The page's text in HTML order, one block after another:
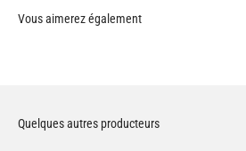
Quelques autres producteurs